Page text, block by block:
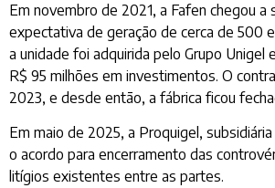
Em novembro de 2021, a Fafen chegou a
expectativa de geração de cerca de 500
a unidade foi adquirida pelo Grupo Unigel
R$ 95 milhões em investimentos. O
2023, e desde então, a fábrica ficou
Em maio de 2025, a Proquigel,
o acordo para encerramento das
litígios existentes entre as partes.